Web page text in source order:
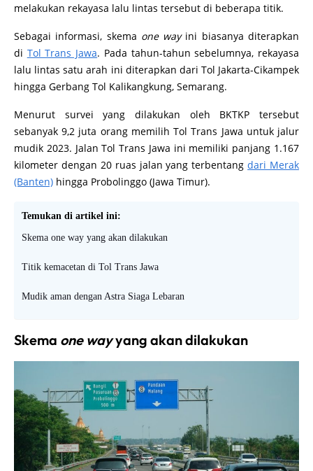
jalur mudik 2023. Pemerintah melaluiKemenhubakan
Sebagai informasi, skemaone wayini biasanya diterapkan
diTol Trans Jawa. Pada tahun-tahun sebelumnya, rekayasa
lalu lintas satu arah ini diterapkan dari Tol Jakarta-Cikampek
Menurut survei yang dilakukan oleh BKTKP tersebut
sebanyak 9,2 juta orang memilih Tol Trans Jawa untuk jalur
mudik 2023. Jalan Tol Trans Jawa ini memiliki panjang 1.167
kilometer dengan 20 ruas jalan yang terbentang
Temukan di artikel ini:
one way yang akan dilakukan